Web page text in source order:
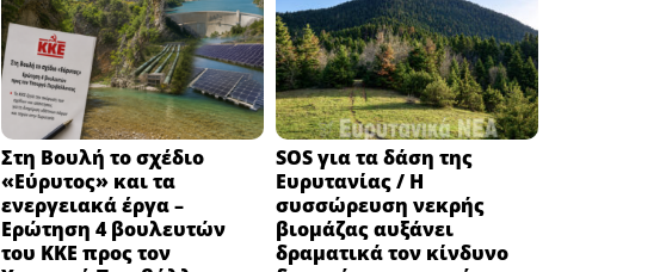
Στη Βουλή το σχέδιο
«Εύρυτος» και τα
ενεργειακά έργα –
Ερώτηση 4 βουλευτών
του ΚΚΕ προς τον
SOS για τα δάση της
Ευρυτανίας / Η
συσσώρευση νεκρής
βιομάζας αυξάνει
δραματικά τον κίνδυνο